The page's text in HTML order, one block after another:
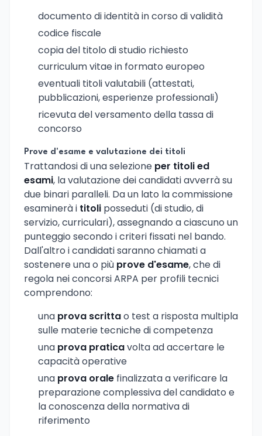
documento di identità in corso di validità
codice fiscale
copia del titolo di studio richiesto
curriculum vitae in formato europeo
eventuali titoli valutabili (attestati,
pubblicazioni, esperienze professionali)
ricevuta del versamento della tassa di
concorso
Prove d'esame e valutazione dei titoli
Trattandosi di una selezione per titoli ed
esami, la valutazione dei candidati avverrà su
due binari paralleli. Da un lato la commissione
esaminerà i titoli posseduti (di studio, di
servizio, curriculari), assegnando a ciascuno un
punteggio secondo i criteri fissati nel bando.
Dall'altro i candidati saranno chiamati a
sostenere una o più prove d'esame, che di
regola nei concorsi ARPA per profili tecnici
comprendono:
una prova scrittao test a risposta multipla
sulle materie tecniche di competenza
una prova praticavolta ad accertare le
capacità operative
una prova orale finalizzata a verificare la
preparazione complessiva del candidato e
la conoscenza della normativa di
riferimento